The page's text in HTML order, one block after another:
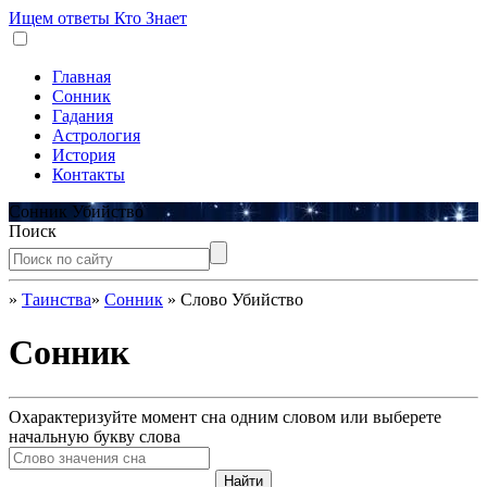
Ищем ответы Кто Знает
Главная
Сонник
Гадания
Астрология
История
Контакты
Сонник Убийство
Поиск
» Таинства» Сонник » Слово Убийство
Сонник
Охарактеризуйте момент сна одним словом или выберете
начальную букву слова